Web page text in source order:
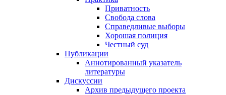
Приватность
Свобода слова
Справедливые выборы
Хорошая полиция
Честный суд
Публикации
Аннотированный указатель
литературы
Дискуссии
Архив предыдущего проекта